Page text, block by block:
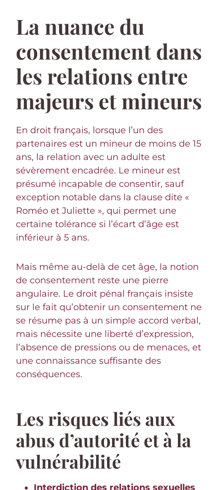
La nuance du
consentement dans
les relations entre
majeurs et mineurs
En droit français, lorsque l’un des
partenaires est un mineur de moins de 15
ans, la relation avec un adulte est
sévèrement encadrée. Le mineur est
présumé incapable de consentir, sauf
exception notable dans la clause dite «
Roméo et Juliette », qui permet une
certaine tolérance si l’écart d’âge est
inférieur à 5 ans.
Mais même au-delà de cet âge, la notion
de consentement reste une pierre
angulaire. Le droit pénal français insiste
sur le fait qu’obtenir un consentement ne
se résume pas à un simple accord verbal,
mais nécessite une liberté d’expression,
l’absence de pressions ou de menaces, et
une connaissance suffisante des
conséquences.
Les risques liés aux
abus d’autorité et à la
vulnérabilité
Interdiction des relations sexuelles